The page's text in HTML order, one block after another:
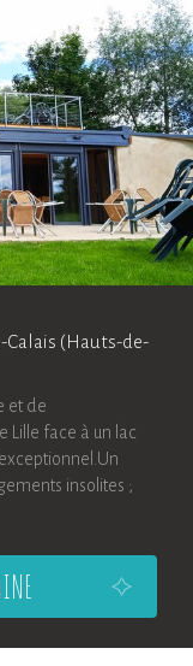
Calais (Hauts-de-
et de
Lille face à un lac
insolites ;